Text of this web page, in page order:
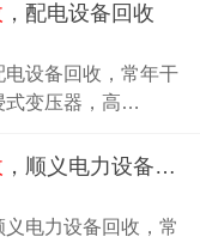
，配电设备回收
设备回收，常年干
式变压器，高…
，顺义电力设备回收
电力设备回收，常